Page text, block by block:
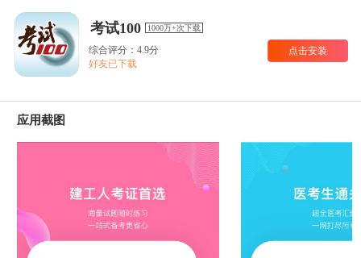
考试100 1000万+次下载
综合评分：4.9分
好友已下载
点击安装
应用截图